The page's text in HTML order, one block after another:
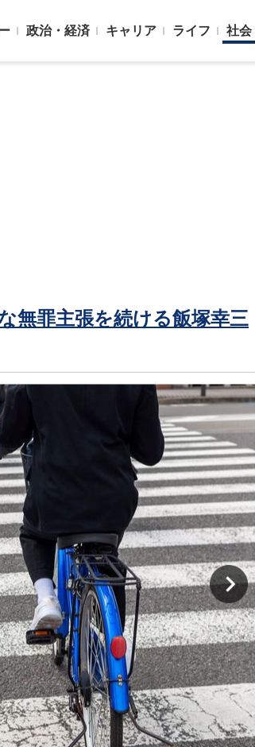
政治・経済 キャリア ライフ 社会
無罪主張を続ける飯塚幸三